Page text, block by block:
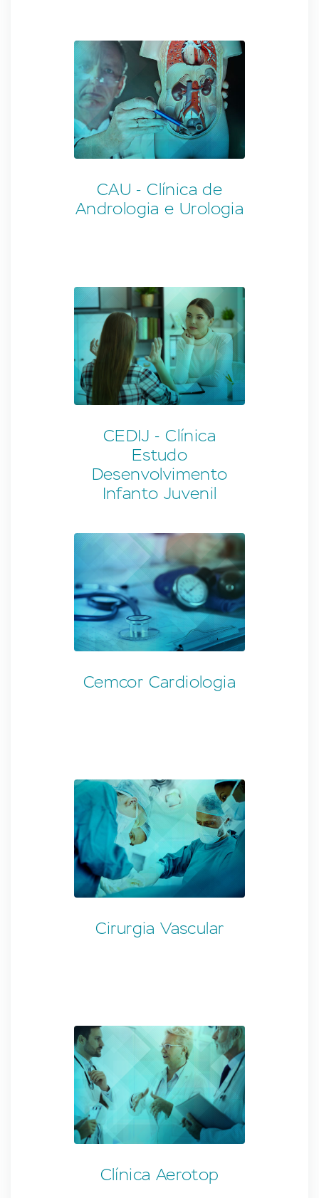
CAU - Clínica de
Andrologia e Urologia
CEDIJ - Clínica
Estudo
Desenvolvimento
Infanto Juvenil
Cemcor Cardiologia
Cirurgia Vascular
Clínica Aerotop